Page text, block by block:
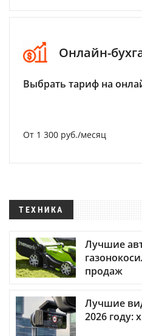
Онлайн-
Выбрать тариф на
От 1 300 руб./месяц
ТЕХНИКА
Лучшие
продаж
Лучшие
2026 году: